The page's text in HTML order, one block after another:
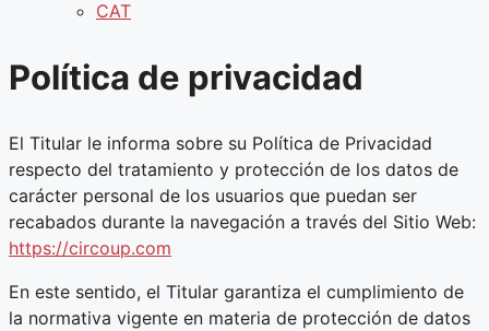
CAT
Política de privacidad
El Titular le informa sobre su Política de Privacidad
respecto del tratamiento y protección de los datos de
carácter personal de los usuarios que puedan ser
recabados durante la navegación a través del Sitio Web:
https://circoup.com
En este sentido, el Titular garantiza el cumplimiento de
la normativa vigente en materia de protección de datos